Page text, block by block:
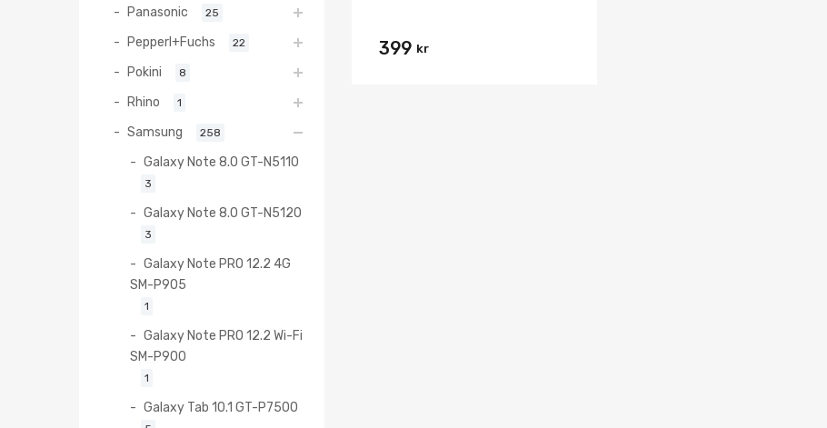
399 kr
Panasonic 25
Pepperl+Fuchs 22
Pokini 8
Rhino 1
Samsung 258
Galaxy Note 8.0 GT-N5110
3
Galaxy Note 8.0 GT-N5120
3
Galaxy Note PRO 12.2 4G
SM-P905
1
Galaxy Note PRO 12.2 Wi-Fi
SM-P900
1
Galaxy Tab 10.1 GT-P7500